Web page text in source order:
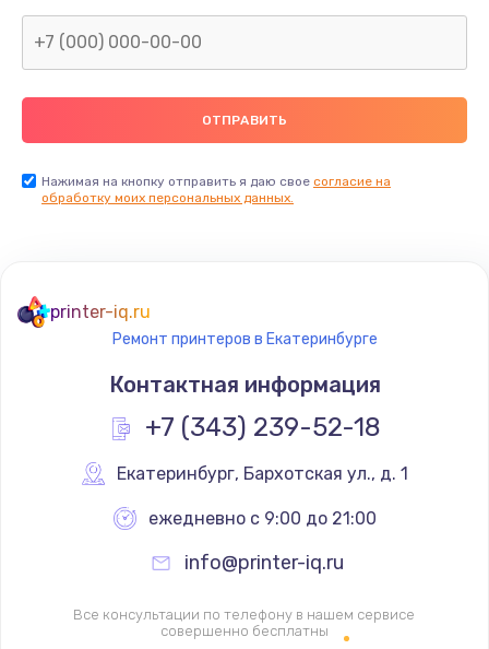
700 руб.
Заказать
Замена контроллера питания
850 руб.
Заказать
Замена стекла
500 руб.
Нажимая на кнопку отправить я даю свое согласие на
обработку моих персональных данных.
printer-iq.ru
Ремонт принтеров в Екатеринбурге
Контактная информация
+7 (343) 239-52-18
Екатеринбург, Бархотская ул., д. 1
ежедневно с 9:00 до 21:00
info@printer-iq.ru
Все консультации по телефону в нашем сервисе
совершенно бесплатны